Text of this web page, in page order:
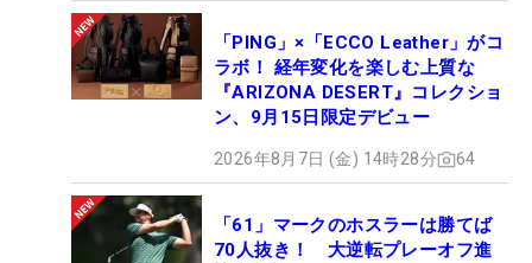
「PING」×「ECCO Leather」がコ
ラボ！ 経年変化を楽しむ上質な
『ARIZONA DESERT』コレクショ
ン、9月15日限定デビュー
2026年8月7日 (金) 14時28分 64
「61」マークのホスラーは勝てば
70人抜き！ 大逆転プレーオフ進